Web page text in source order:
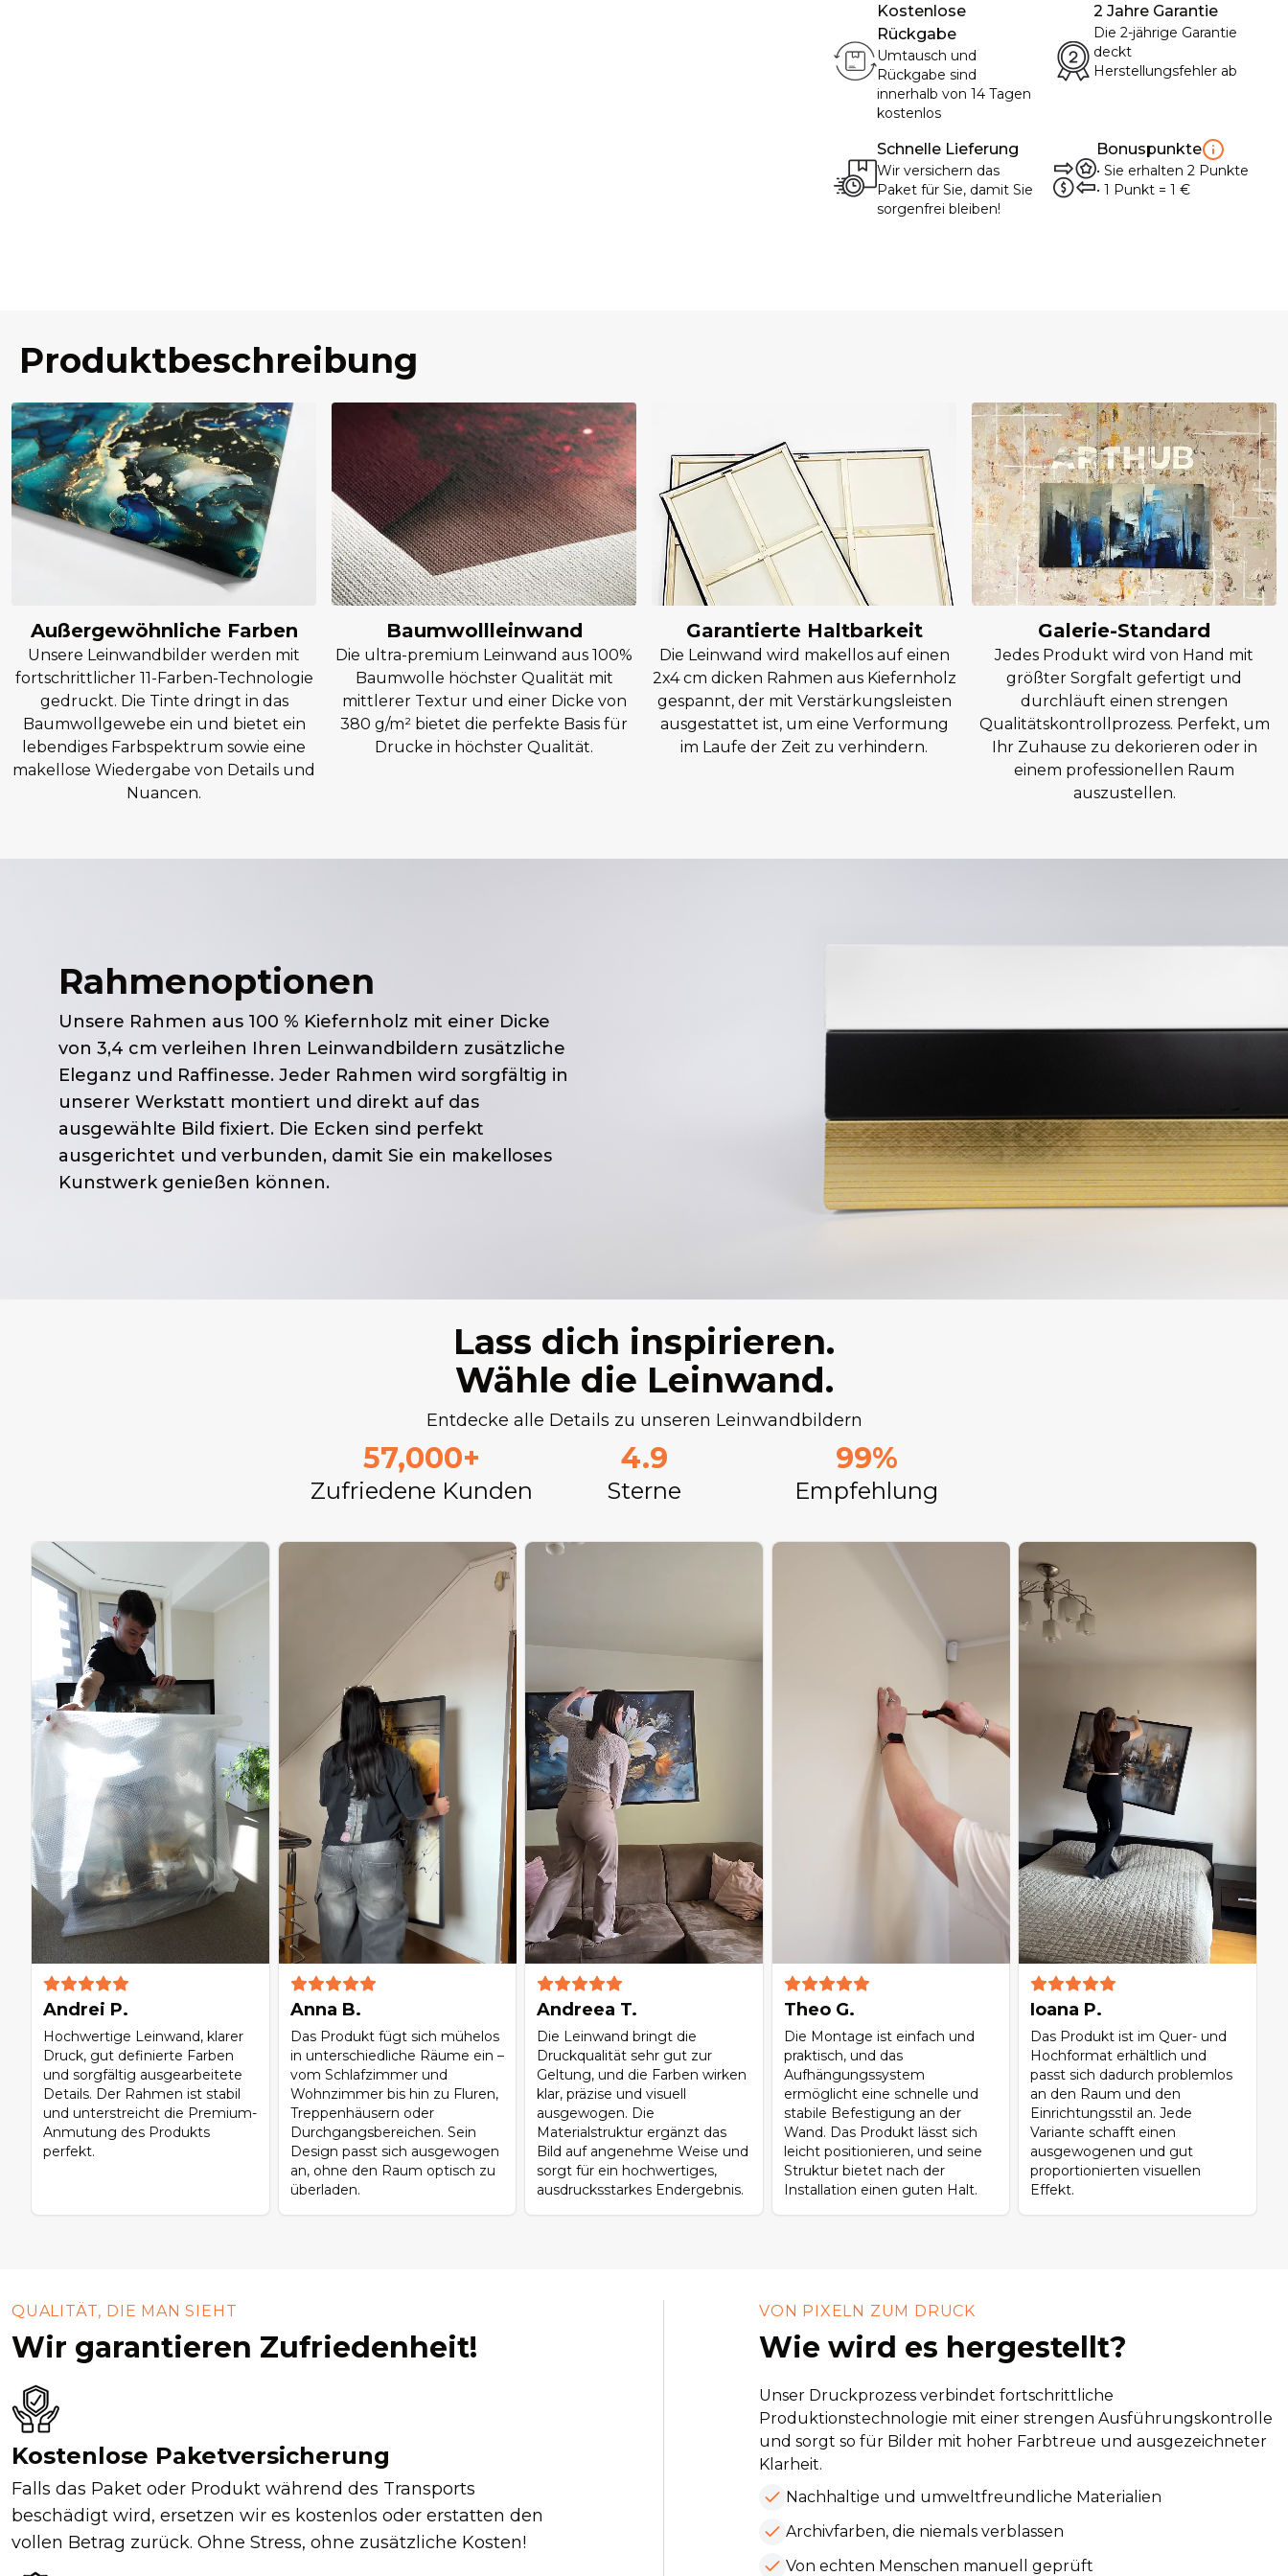
Kostenlose
Rückgabe
Umtausch und
Rückgabe sind
innerhalb von 14 Tagen
kostenlos
2 Jahre Garantie
Die 2-jährige Garantie
deckt
Herstellungsfehler ab
Schnelle Lieferung
Wir versichern das
Paket für Sie, damit Sie
sorgenfrei bleiben!
Bonuspunkte
• Sie erhalten 2 Punkte
• 1 Punkt= 1 €
Produktbeschreibung
Außergewöhnliche Farben
Unsere Leinwandbilder werden mit
fortschrittlicher 11-Farben-Technologie
gedruckt. Die Tinte dringt in das
Baumwollgewebe ein und bietet ein
lebendiges Farbspektrum sowie eine
makellose Wiedergabe von Details und
Nuancen.
Baumwollleinwand
Die ultra-premium Leinwand aus 100%
Baumwolle höchster Qualität mit
mittlerer Textur und einer Dicke von
380 g/m² bietet die perfekte Basis für
Drucke in höchster Qualität.
Garantierte Haltbarkeit
Die Leinwand wird makellos auf einen
2x4 cm dicken Rahmen aus Kiefernholz
gespannt, der mit Verstärkungsleisten
ausgestattet ist, um eine Verformung
im Laufe der Zeit zu verhindern.
Galerie-Standard
Jedes Produkt wird von Hand mit
größter Sorgfalt gefertigt und
durchläuft einen strengen
Qualitätskontrollprozess. Perfekt, um
Ihr Zuhause zu dekorieren oder in
einem professionellen Raum
auszustellen.
Rahmenoptionen
Unsere Rahmen aus 100 % Kiefernholz mit einer Dicke
von 3,4 cm verleihen Ihren Leinwandbildern zusätzliche
Eleganz und Raffinesse. Jeder Rahmen wird sorgfältig in
unserer Werkstatt montiert und direkt auf das
ausgewählte Bild fixiert. Die Ecken sind perfekt
ausgerichtet und verbunden, damit Sie ein makelloses
Kunstwerk genießen können.
Lass dich inspirieren.
Wähle die Leinwand.
Entdecke alle Details zu unseren Leinwandbildern
57,000+ 4.9 99%
Zufriedene Kunden Sterne Empfehlung
Andrei P.
Hochwertige Leinwand, klarer
Druck, gut definierte Farben
und sorgfältig ausgearbeitete
Details. Der Rahmen ist stabil
und unterstreicht die Premium-
Anmutung des Produkts
perfekt.
Anna B.
Das Produkt fügt sich mühelos
in unterschiedliche Räume ein –
vom Schlafzimmer und
Wohnzimmer bis hin zu Fluren,
Treppenhäusern oder
Durchgangsbereichen. Sein
Design passt sich ausgewogen
an, ohne den Raum optisch zu
überladen.
Andreea T.
Die Leinwand bringt die
Druckqualität sehr gut zur
Geltung, und die Farben wirken
klar, präzise und visuell
ausgewogen. Die
Materialstruktur ergänzt das
Bild auf angenehme Weise und
sorgt für ein hochwertiges,
ausdrucksstarkes Endergebnis.
Theo G.
Die Montage ist einfach und
praktisch, und das
Aufhängungssystem
ermöglicht eine schnelle und
stabile Befestigung an der
Wand. Das Produkt lässt sich
leicht positionieren, und seine
Struktur bietet nach der
Installation einen guten Halt.
Ioana P.
Das Produkt ist im Quer- und
Hochformat erhältlich und
passt sich dadurch problemlos
an den Raum und den
Einrichtungsstil an. Jede
Variante schafft einen
ausgewogenen und gut
proportionierten visuellen
Effekt.
QUALITÄT, DIE MAN SIEHT
Wir garantieren Zufriedenheit!
Kostenlose Paketversicherung
Falls das Paket oder Produkt während des Transports
beschädigt wird, ersetzen wir es kostenlos oder erstatten den
vollen Betrag zurück. Ohne Stress, ohne zusätzliche Kosten!
VON PIXELN ZUM DRUCK
Wie wird es hergestellt?
Unser Druckprozess verbindet fortschrittliche
Produktionstechnologie mit einer strengen Ausführungskontrolle
und sorgt so für Bilder mit hoher Farbtreue und ausgezeichneter
Klarheit.
Nachhaltige und umweltfreundliche Materialien
Archivfarben, die niemals verblassen
Von echten Menschen manuell geprüft